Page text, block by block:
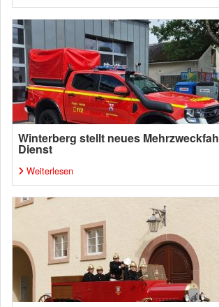
Winterberg stellt neues
Dienst
Weiterlesen